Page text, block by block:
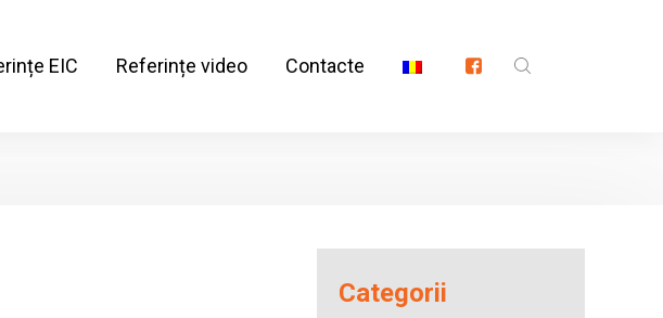
EIC Referințe video Contacte
Categorii